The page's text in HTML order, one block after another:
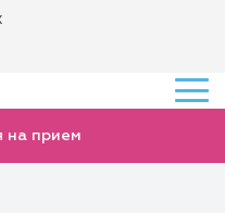
на прием